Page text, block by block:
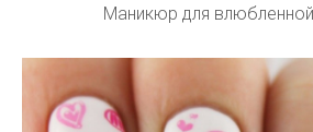
Маникюр для